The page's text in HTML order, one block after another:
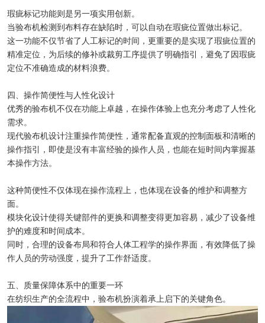
瑕疵标记功能则是另一项实用创新。
当验布机检测到布料存在缺陷时，可以自动在瑕疵位置做出标记。
这一功能不仅节省了人工标记的时间，更重要的是实现了瑕疵位置的
精准定位，为后续的修补或裁剪工序提供了明确指引，避免了因瑕疵
定位不准确造成的材料浪费。
四、操作简便性与人性化设计
优秀的验布机不仅在功能上卓越，在操作体验上也充分考虑了人性化
需求。
现代验布机设计注重操作简便性，通常配备直观的控制面板和清晰的
操作指引，即使是没有丰富经验的操作人员，也能在短时间内掌握基
本操作方法。
这种简便性不仅体现在操作流程上，也体现在设备的维护和调整方
面。
模块化设计使得关键部件的更换和调整变得更加容易，减少了设备维
护的难度和时间成本。
同时，合理的设备布局和符合人体工程学的操作界面，有效降低了操
作人员的劳动强度，提升了工作舒适度。
五、质量保障体系中的重要一环
在纺织生产的全流程中，验布机扮演着承上启下的关键角色。